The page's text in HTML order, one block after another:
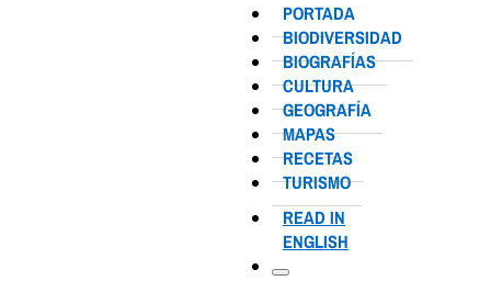
PORTADA
BIODIVERSIDAD
BIOGRAFÍAS
CULTURA
GEOGRAFÍA
MAPAS
RECETAS
TURISMO
READ IN
ENGLISH